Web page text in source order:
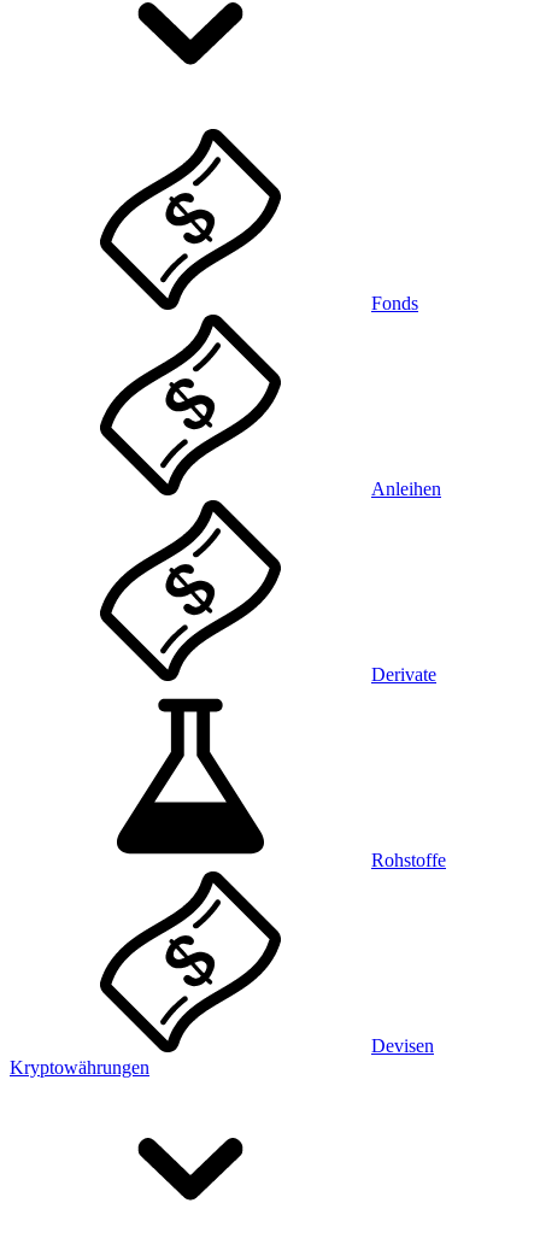
Fonds
Anleihen
Derivate
Rohstoffe
Devisen
Kryptowährungen